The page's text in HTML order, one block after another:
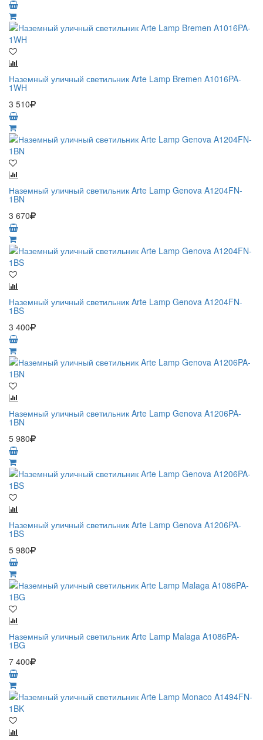
Наземный уличный светильник Arte Lamp Bremen A1016PA-
1WH
3 510
Наземный уличный светильник Arte Lamp Genova A1204FN-
1BN
3 670
Наземный уличный светильник Arte Lamp Genova A1204FN-
1BS
3 400
Наземный уличный светильник Arte Lamp Genova A1206PA-
1BN
5 980
Наземный уличный светильник Arte Lamp Genova A1206PA-
1BS
5 980
Наземный уличный светильник Arte Lamp Malaga A1086PA-
1BG
7 400